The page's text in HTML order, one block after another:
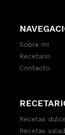
Sobre mi
Recetario
Contacto
Recetas
Recetas